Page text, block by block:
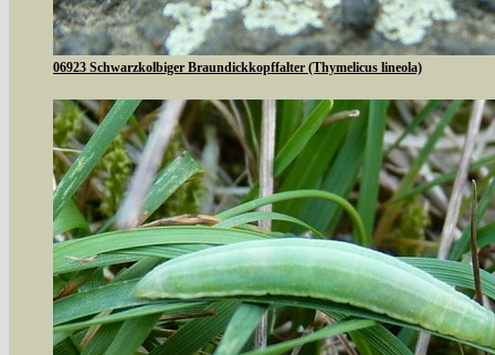
06923 Schwarzkolbiger Braundickkopffalter (Thymelicus lineola)